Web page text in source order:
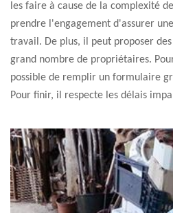
les faire à cause de la complexité
prendre l'engagement d'assurer
travail. De plus, il peut proposer
grand nombre de propriétaires.
possible de remplir un formulaire
Pour finir, il respecte les délais